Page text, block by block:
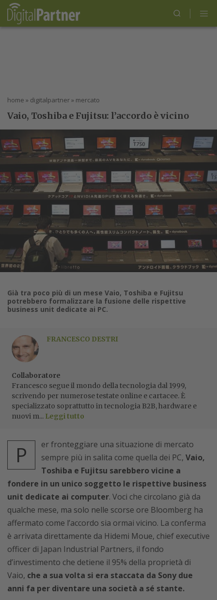
home » digitalpartner» mercato
Vaio, Toshiba e Fujitsu: l’accordo è vicino
Già tra poco più di un mese Vaio, Toshiba e Fujitsu
potrebbero formalizzare la fusione delle rispettive
business unit dedicate ai PC.
FRANCESCO DESTRI
Collaboratore
Francesco segue il mondo della tecnologia dal 1999,
scrivendo per numerose testate online e cartacee. È
specializzato soprattutto in tecnologia B2B, hardware e
nuovi m... Leggi tutto
P
er fronteggiare una situazione di mercato
sempre più in salita come quella dei PC, Vaio,
Toshiba e Fujitsu sarebbero vicine a
fondere in un unico soggetto le rispettive business
unit dedicate ai computer. Voci che circolano già da
qualche mese, ma solo nelle scorse ore Bloomberg ha
affermato come l’accordo sia ormai vicino. La conferma
è arrivata direttamente da Hidemi Moue, chief executive
officer di Japan Industrial Partners, il fondo
d’investimento che detiene il 95% della proprietà di
Vaio, che a sua volta si era staccata da Sony due
anni fa per diventare una società a sé stante.